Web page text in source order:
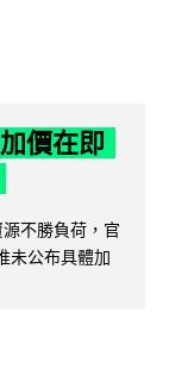
價在即
不勝負荷，官
未公布具體加